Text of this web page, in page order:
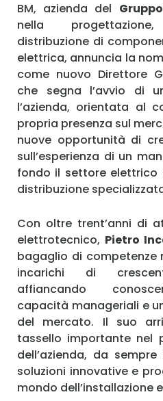
BM, azienda del
nella
distribuzione di
elettrica, annuncia la
come nuovo Direttore
che segna l’avvio di
l’azienda, orientata al
propria presenza sul
nuove opportunità di
sull’esperienza di un
fondo il settore elettrico
distribuzione
Con oltre trent’anni di
elettrotecnico, Pietro
bagaglio di
incarichi di
affiancando
capacità manageriali e
del mercato. Il suo
tassello importante nel
dell’azienda, da
soluzioni innovative e
mondo dell’installazione